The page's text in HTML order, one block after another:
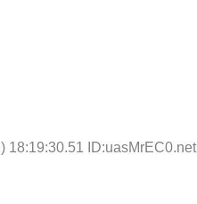
担
18:19:30.51 ID:uasMrEC0.net